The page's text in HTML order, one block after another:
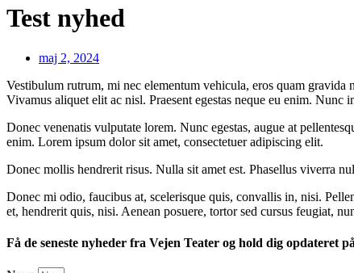
Test nyhed
maj 2, 2024
Vestibulum rutrum, mi nec elementum vehicula, eros quam gravida
Vivamus aliquet elit ac nisl. Praesent egestas neque eu enim. Nunc
Donec venenatis vulputate lorem. Nunc egestas, augue at
enim. Lorem ipsum dolor sit amet, consectetuer adipiscing elit.
Donec mollis hendrerit risus. Nulla sit amet est. Phasellus viverra
Donec mi odio, faucibus at, scelerisque quis, convallis in, nisi.
et, hendrerit quis, nisi. Aenean posuere, tortor sed cursus feugiat,
Få de seneste nyheder fra Vejen Teater og hold dig opdateret